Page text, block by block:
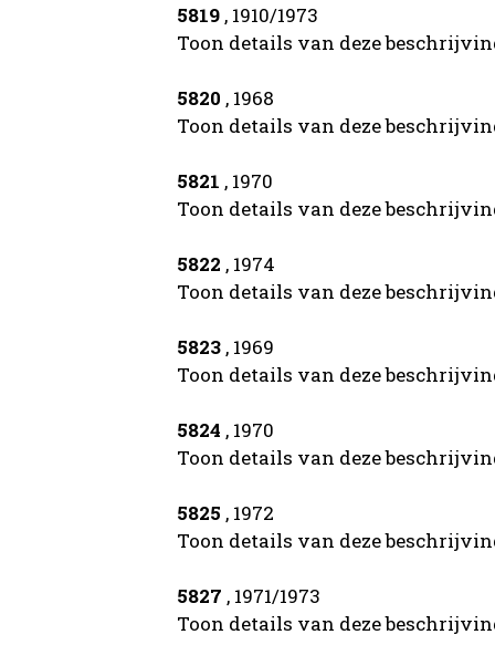
5819 , 1910/1973
Toon details van deze
5820 , 1968
Toon details van deze
5821 , 1970
Toon details van deze
5822 , 1974
Toon details van deze
5823 , 1969
Toon details van deze
5824 , 1970
Toon details van deze
5825 , 1972
Toon details van deze
5827 , 1971/1973
Toon details van deze